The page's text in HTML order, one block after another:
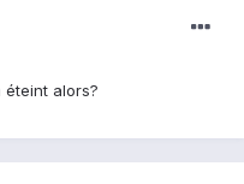
alors?